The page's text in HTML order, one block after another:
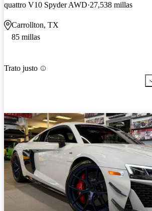
quattro V10 Spyder AWD 27,538 millas
Carrollton, TX
85 millas
Trato justo